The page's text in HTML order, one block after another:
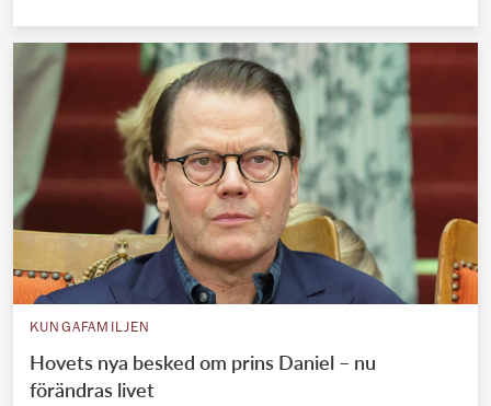
KUNGAFAMILJEN
Hovets nya besked om prins Daniel – nu
förändras livet